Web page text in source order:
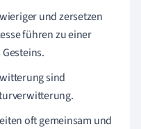
und zersetzen
führen zu einer
sind
oft gemeinsam und